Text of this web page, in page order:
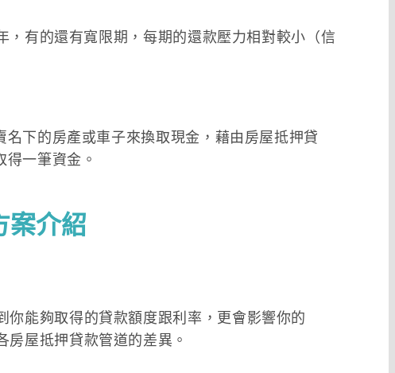
，有的還有寬限期，每期的還款壓力相對較小（信
下的房產或車子來換取現金，藉由房屋抵押貸
一筆資金。
案介紹
你能夠取得的貸款額度跟利率，更會影響你的
房屋抵押貸款管道的差異。